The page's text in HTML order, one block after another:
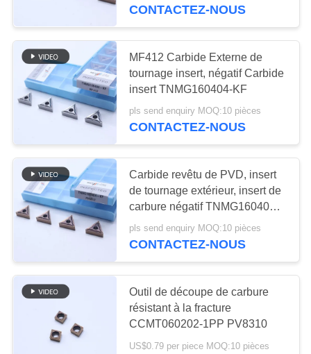
VISITE
DE
L'USINE
CATALOGUE
NOUS
CONTACTER
NOUVELLES
DEMANDEZ
UN DEVIS
Insertions de
fraisage de
commande
numérique par
ordinateur
Commande
numérique par
ordinateur cannelant
des insertions
30
CONTACTEZ-NOUS
MF412 Carbide Externe de
tournage insert, négatif Carbide
insert TNMG160404-KF
pls send enquiry MOQ:10 pièces
CONTACTEZ-NOUS
Carbide revêtu de PVD, insert
de tournage extérieur, insert de
carbure négatif TNMG160404-
KF PV4312
pls send enquiry MOQ:10 pièces
CONTACTEZ-NOUS
Outil de découpe de carbure
résistant à la fracture
CCMT060202-1PP PV8310
US$0.79 per piece MOQ:10 pièces